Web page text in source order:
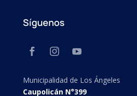
Síguenos
Municipalidad de Los Ángeles
Caupolicán N°399